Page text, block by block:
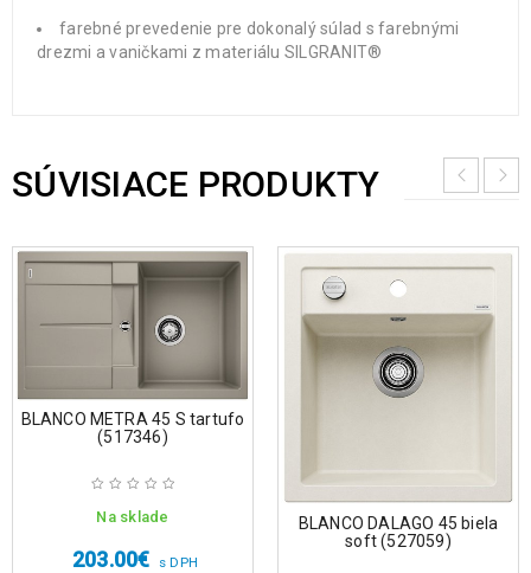
farebné prevedenie pre dokonalý súlad s farebnými
drezmi a vaničkami z materiálu SILGRANIT®
SÚVISIACE PRODUKTY
BLANCO METRA 45 S tartufo
(517346)
Na sklade
203.00€ s DPH
BLANCO DALAGO 45 biela
soft (527059)